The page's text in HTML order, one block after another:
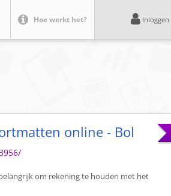
Hoe werkt het? Inloggen
online - Bol
om rekening te houden met het